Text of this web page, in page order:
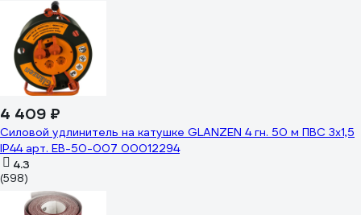
4 409 ₽
Силовой удлинитель на катушке GLANZEN 4 гн. 50 м ПВС 3x1,5
IP44 арт. EB-50-007 00012294
4.3
(598)